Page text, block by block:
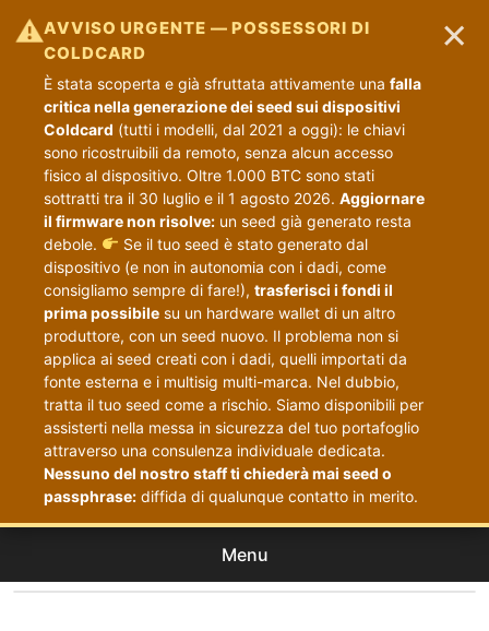
⚠AVVISO URGENTE — POSSESSORI DI
COLDCARD
È stata scoperta e già sfruttata attivamente una falla
critica nella generazione dei seed sui dispositivi
Coldcard (tutti i modelli, dal 2021 a oggi): le chiavi
sono ricostruibili da remoto, senza alcun accesso
fisico al dispositivo. Oltre 1.000 BTC sono stati
sottratti tra il 30 luglio e il 1 agosto 2026. Aggiornare
il firmware non risolve: un seed già generato resta
debole.
Se il tuo seed è stato generato dal
dispositivo (e non in autonomia con i dadi, come
consigliamo sempre di fare!), trasferisci i fondi il
prima possibile su un hardware wallet di un altro
produttore, con un seed nuovo. Il problema non si
applica ai seed creati con i dadi, quelli importati da
fonte esterna e i multisig multi-marca. Nel dubbio,
tratta il tuo seed come a rischio. Siamo disponibili per
assisterti nella messa in sicurezza del tuo portafoglio
attraverso una consulenza individuale dedicata.
Nessuno del nostro staff ti chiederà mai seed o
passphrase: diffida di qualunque contatto in merito.
×
Menu